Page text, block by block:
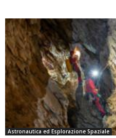
Astronautica ed Esplorazione Spaziale